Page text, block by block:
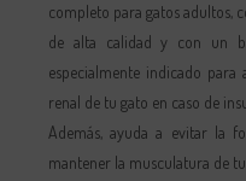
completo para gatos adultos,
de alta calidad y con un
especialmente indicado
renal de tu gato en caso de
Además, ayuda a evitar la
mantener la musculatura de tu